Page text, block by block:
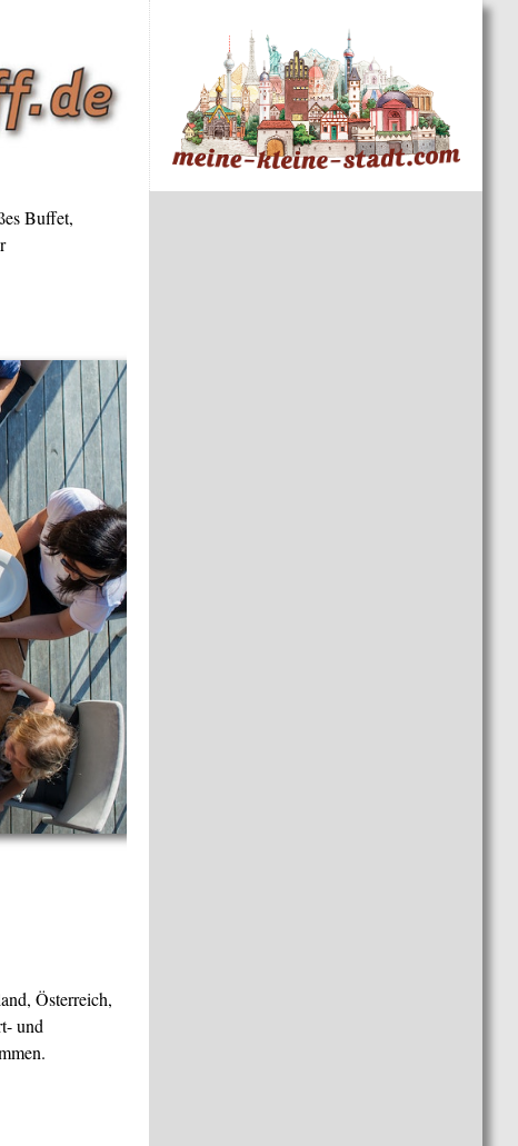
Buffet,
Österreich,
und